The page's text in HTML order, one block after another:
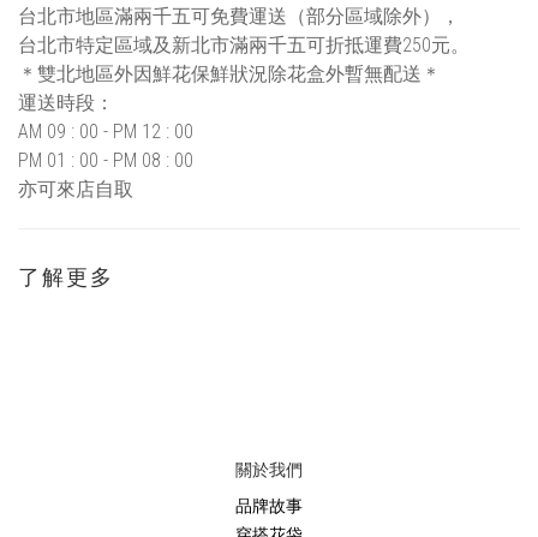
台北市地區滿兩千五可免費運送（部分區域除外），
台北市特定區域及新北市滿兩千五可折抵運費250元。
＊雙北地區外因鮮花保鮮狀況除花盒外暫無配送＊
運送時段：
AM 09 : 00 - PM 12 : 00
PM 01 : 00 - PM 08 : 00
亦可來店自取
了解更多
關於我們
品牌故事